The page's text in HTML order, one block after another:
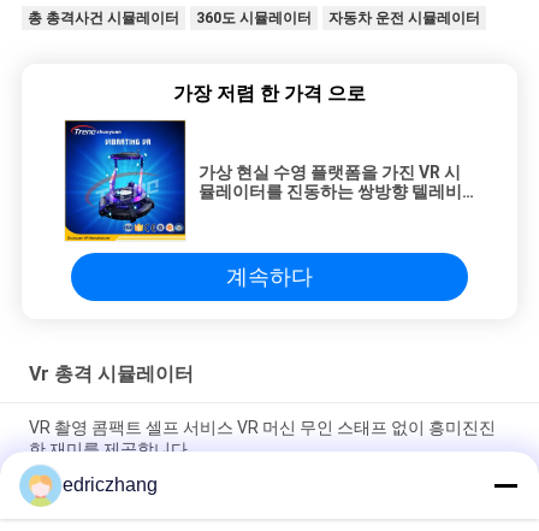
총 총격사건 시뮬레이터 360도 시뮬레이터 자동차 운전 시뮬레이터
가장 저렴 한 가격 으로
가상 현실 수영 플랫폼을 가진 VR 시
뮬레이터를 진동하는 쌍방향 텔레비
계속하다
Vr 총격 시뮬레이터
VR 촬영 콤팩트 셀프 서비스 VR 머신 무인 스태프 없이 흥미진진
한 재미를 제공합니다
Funin VR Shooting Game Machine Transform Your Gaming
Experience with 9D VR Chair 65kg 10PCS Games
edriczhang